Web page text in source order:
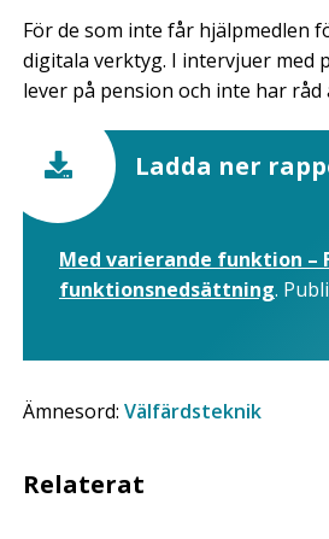
För de som inte får hjälpmedlen
digitala verktyg. I intervjuer
lever på pension och inte har
Ladda ner
Med varierande funktion –
funktionsnedsättning.
Ämnesord: Välfärdsteknik
Relaterat